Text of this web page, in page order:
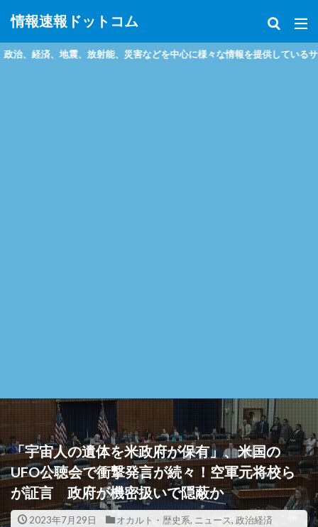
情報速報ドットコム
射能、災害などを中心に様々な情報を提供しているサイトです！
「宇宙人の遺体を米政府が保有」、米国の
UFO公聴会で衝撃発言が続々！空軍元将校ら
が証言 政府が機密扱いで隠蔽か
2023年7月29日 オカルト・歴史系, ニュース, 政治経済